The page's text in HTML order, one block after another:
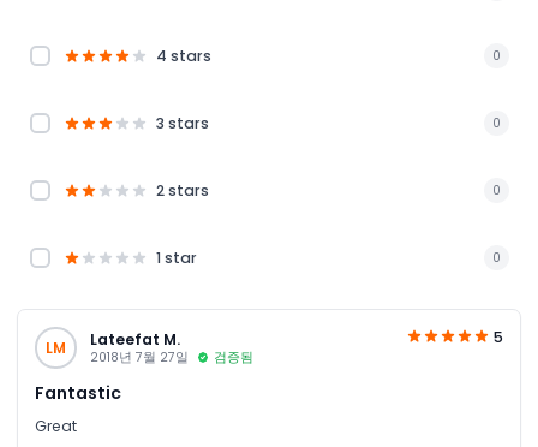
4 stars 0
3 stars 0
2 stars 0
1 star 0
LM Lateefat M.
2018년 7월 27일 검증됨
5
Fantastic
Great